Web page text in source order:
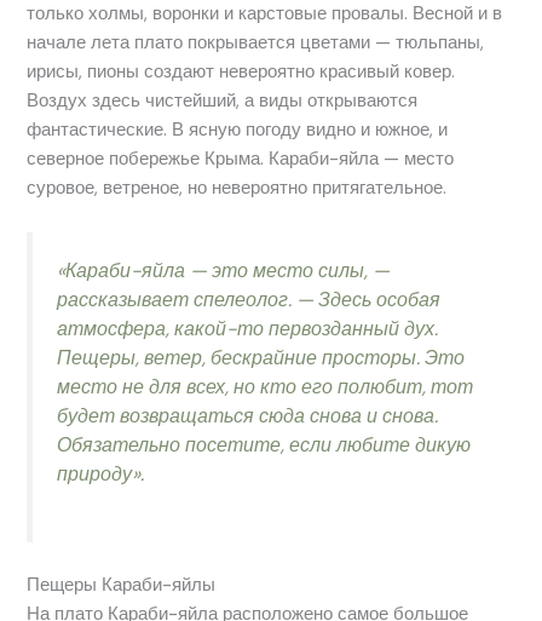
только холмы, воронки и карстовые провалы. Весной и в
начале лета плато покрывается цветами — тюльпаны,
ирисы, пионы создают невероятно красивый ковер.
Воздух здесь чистейший, а виды открываются
фантастические. В ясную погоду видно и южное, и
северное побережье Крыма. Караби-яйла — место
суровое, ветреное, но невероятно притягательное.
«Караби-яйла — это место силы, —
рассказывает спелеолог. — Здесь особая
атмосфера, какой-то первозданный дух.
Пещеры, ветер, бескрайние просторы. Это
место не для всех, но кто его полюбит, тот
будет возвращаться сюда снова и снова.
Обязательно посетите, если любите дикую
природу».
Пещеры Караби-яйлы
На плато Караби-яйла расположено самое большое